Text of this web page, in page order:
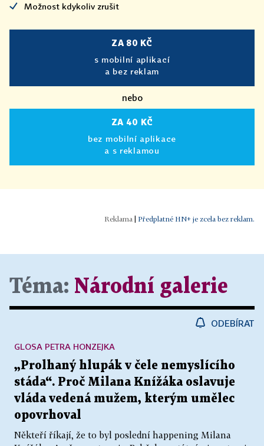
Možnost kdykoliv zrušit
ZA 80 KČ
s mobilní aplikací
a bez reklam
nebo
ZA 40 KČ
bez mobilní aplikace
a s reklamou
Předplatné HN+ je zcela bez reklam.
Téma: Národní galerie
ODEBÍRAT
„Prolhaný hlupák v čele nemyslícího
stáda“. Proč Milana Knížáka oslavuje
vláda vedená mužem, kterým umělec
opovrhoval
Někteří říkají, že to byl poslední happening Milana
GLOSA PETRA HONZEJKA